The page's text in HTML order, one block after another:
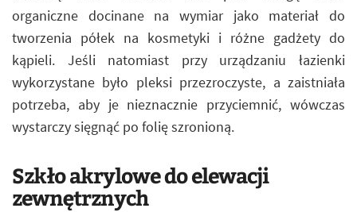
organiczne docinane na wymiar jako materiał do
tworzenia półek na kosmetyki i różne gadżety do
kąpieli. Jeśli natomiast przy urządzaniu łazienki
wykorzystane było pleksi przezroczyste, a zaistniała
potrzeba, aby je nieznacznie przyciemnić, wówczas
wystarczy sięgnąć po folię szronioną.
Szkło akrylowe do elewacji
zewnętrznych